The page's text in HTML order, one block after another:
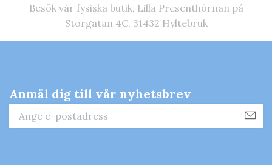
Besök vår fysiska butik, Lilla Presenthörnan på
Storgatan 4C, 31432 Hyltebruk
Anmäl dig till vår nyhetsbrev